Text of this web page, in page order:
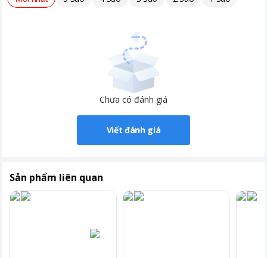
Chưa có đánh giá
Viết đánh giá
Sản phẩm liên quan